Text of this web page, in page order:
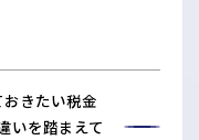
きたい税金
いを踏まえて